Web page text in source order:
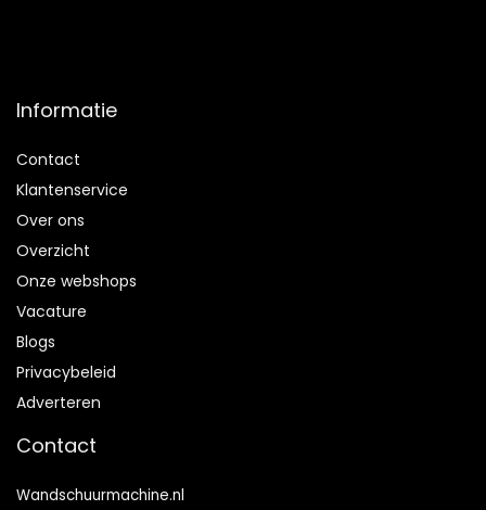
Informatie
Contact
Klantenservice
Over ons
Overzicht
Onze webshops
Vacature
Blogs
Privacybeleid
Adverteren
Contact
Wandschuurmachine.nl